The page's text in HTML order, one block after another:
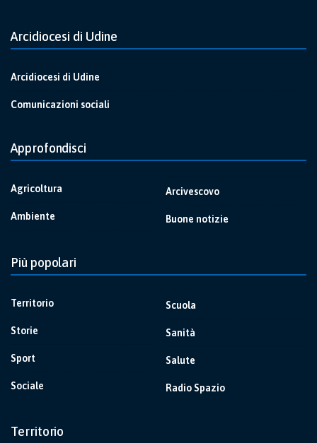
Arcidiocesi di Udine
Arcidiocesi di Udine
Comunicazioni sociali
Approfondisci
Agricoltura
Ambiente
Arcivescovo
Buone notizie
Più popolari
Territorio
Storie
Sport
Sociale
Scuola
Sanità
Salute
Radio Spazio
Territorio